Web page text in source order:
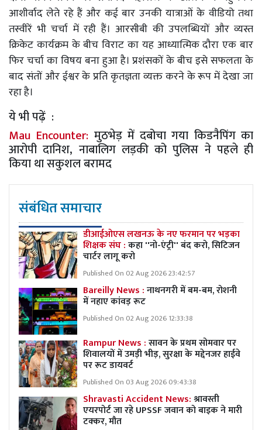
आशीर्वाद लेते रहे हैं और कई बार उनकी यात्राओं के वीडियो तथा
तस्वीरें भी चर्चा में रही हैं। आरसीबी की उपलब्धियों और व्यस्त
क्रिकेट कार्यक्रम के बीच विराट का यह आध्यात्मिक दौरा एक बार
फिर चर्चा का विषय बना हुआ है। प्रशंसकों के बीच इसे सफलता के
बाद संतों और ईश्वर के प्रति कृतज्ञता व्यक्त करने के रूप में देखा जा
रहा है।
ये भी पढ़ें :
Mau Encounter: मुठभेड़ में दबोचा गया किडनैपिंग का
आरोपी दानिश, नाबालिग लड़की को पुलिस ने पहले ही
किया था सकुशल बरामद
संबंधित समाचार
डीआईओएस लखनऊ के नए फरमान पर भड़का
शिक्षक संघ :कहा ''नो-एंट्री'' बंद करो, सिटिजन
चार्टर लागू करो
Published On 02 Aug 2026 23:42:57
Bareilly News :नाथनगरी में बम-बम, रोशनी
में नहाए कांवड़ रूट
Published On 02 Aug 2026 12:33:38
Rampur News :सावन के प्रथम सोमवार पर
शिवालयों में उमड़ी भीड़, सुरक्षा के मद्देनजर हाईवे
पर रूट डायवर्ट
Published On 03 Aug 2026 09:43:38
Shravasti Accident News:श्रावस्ती
एयरपोर्ट जा रहे UPSSF जवान को बाइक ने मारी
टक्कर, मौत